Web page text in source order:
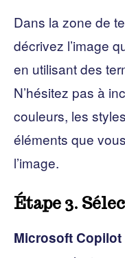
Dans la zone de
décrivez l’image
en utilisant des
N’hésitez pas à
couleurs, les
éléments que
l’image.
Étape 3.
Microsoft Copilot